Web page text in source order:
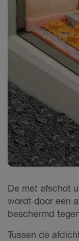
De met afschot
wordt door een
beschermd
Tussen de